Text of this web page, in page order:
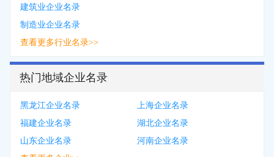
建筑业企业名录
制造业企业名录
查看更多行业名录>>
热门地域企业名录
黑龙江企业名录
上海企业名录
福建企业名录
湖北企业名录
山东企业名录
河南企业名录